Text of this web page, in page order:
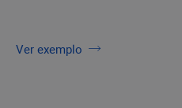
Ver exemplo